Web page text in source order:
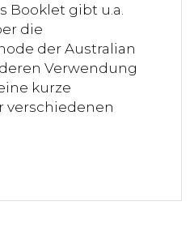
Booklet gibt u.a.
die
der Australian
Verwendung
kurze
verschiedenen